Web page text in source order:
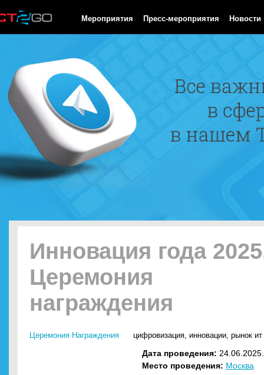
Мероприятия Пресс-мероприятия Новости
Инновация года
Церемония
награждения
Церемония Награждения цифровизация, инновации, рынок ит
Дата проведения:
Место проведения: Москва